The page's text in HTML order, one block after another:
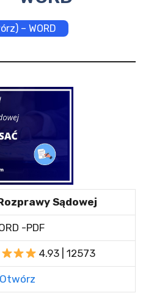
– WORD
Sądowej
-PDF
4.93 | 12573
Otwórz